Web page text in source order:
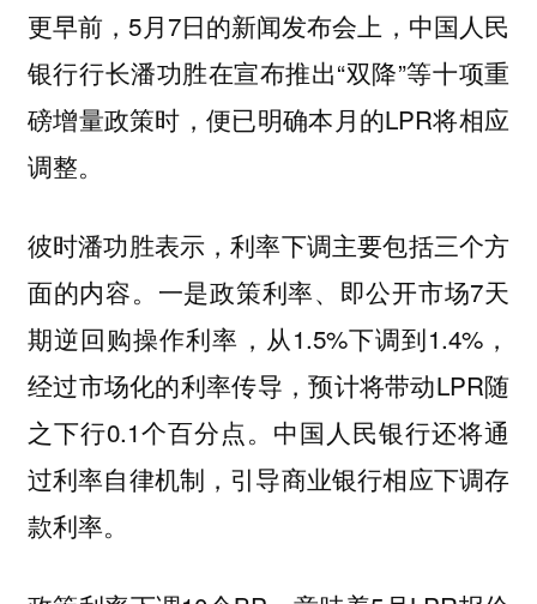
更早前，5月7日的新闻发布会上，中国人民
银行行长潘功胜在宣布推出“双降”等十项重
磅增量政策时，便已明确本月的LPR将相应
调整。
彼时潘功胜表示，利率下调主要包括三个方
面的内容。一是政策利率、即公开市场7天
期逆回购操作利率，从1.5%下调到1.4%，
经过市场化的利率传导，预计将带动LPR随
之下行0.1个百分点。中国人民银行还将通
过利率自律机制，引导商业银行相应下调存
款利率。